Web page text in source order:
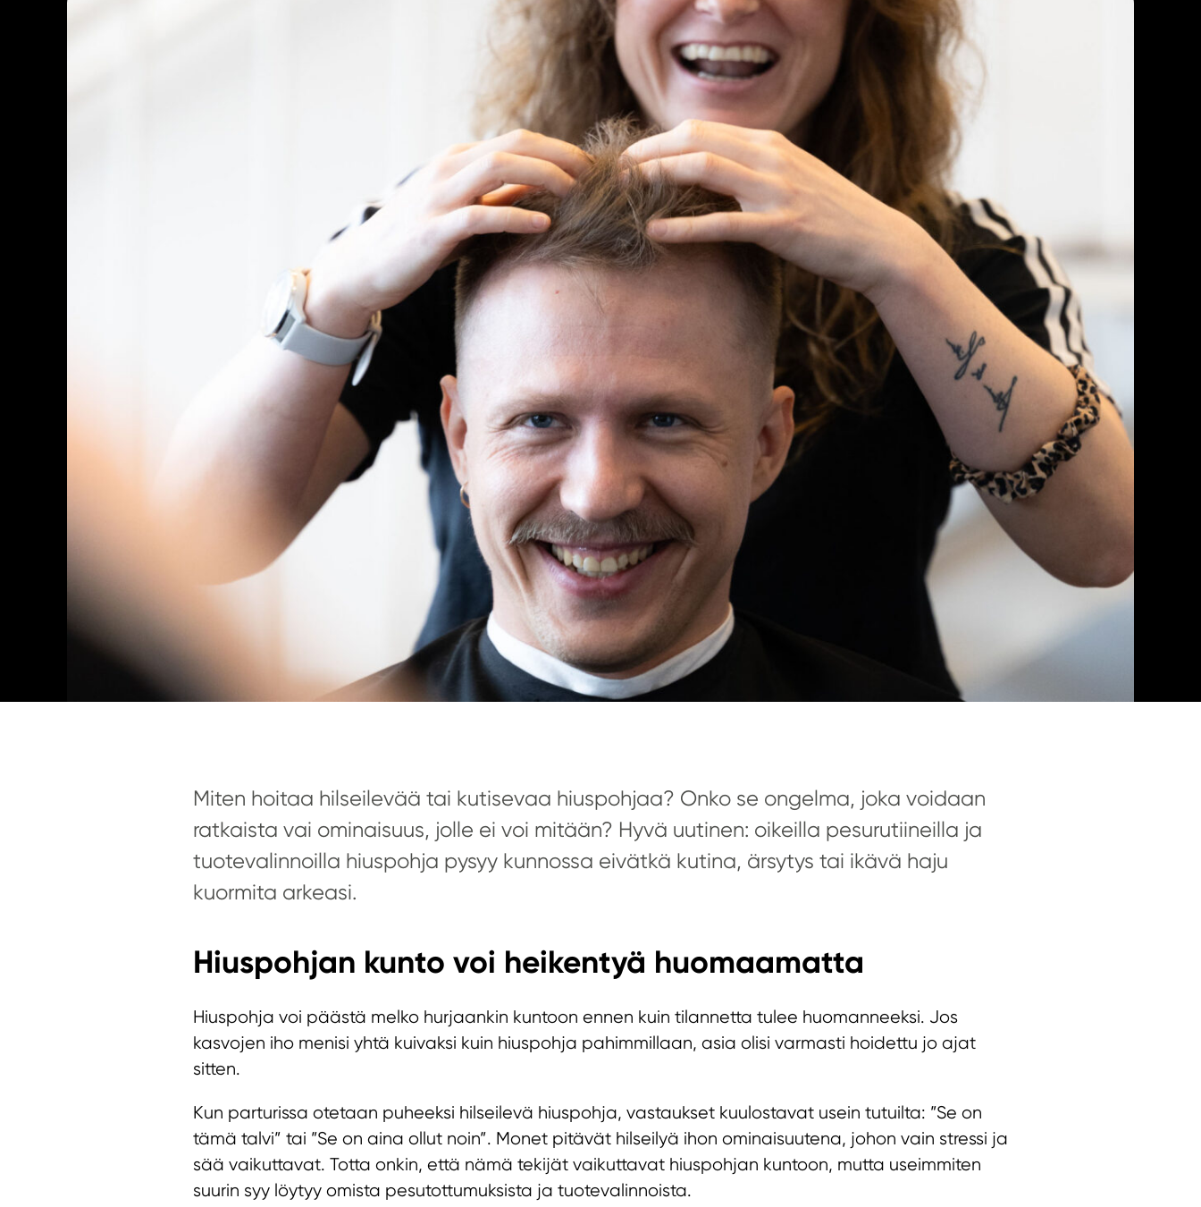
Miten hoitaa hilseilevää tai kutisevaa hiuspohjaa? Onko se ongelma, joka voidaan
ratkaista vai ominaisuus, jolle ei voi mitään? Hyvä uutinen: oikeilla pesurutiineilla ja
tuotevalinnoilla hiuspohja pysyy kunnossa eivätkä kutina, ärsytys tai ikävä haju
kuormita arkeasi.
Hiuspohjan kunto voi heikentyä huomaamatta
Hiuspohja voi päästä melko hurjaankin kuntoon ennen kuin tilannetta tulee huomanneeksi. Jos
kasvojen iho menisi yhtä kuivaksi kuin hiuspohja pahimmillaan, asia olisi varmasti hoidettu jo ajat
sitten.
Kun parturissa otetaan puheeksi hilseilevä hiuspohja, vastaukset kuulostavat usein tutuilta: ”Se on
tämä talvi” tai ”Se on aina ollut noin”. Monet pitävät hilseilyä ihon ominaisuutena, johon vain stressi ja
sää vaikuttavat. Totta onkin, että nämä tekijät vaikuttavat hiuspohjan kuntoon, mutta useimmiten
suurin syy löytyy omista pesutottumuksista ja tuotevalinnoista.